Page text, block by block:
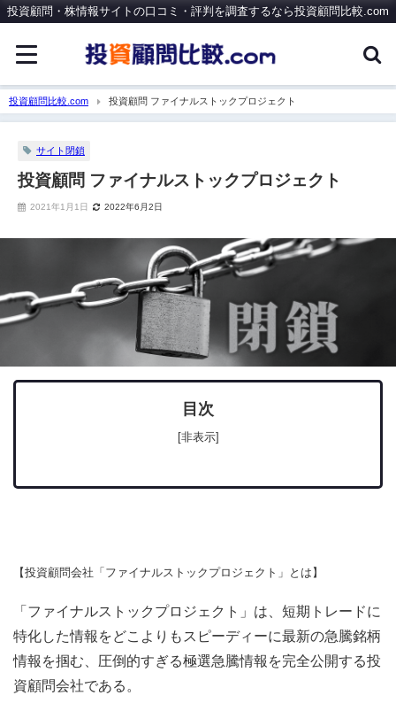
投資顧問・株情報サイトの口コミ・評判を調査するなら投資顧問比較.com
投資顧問比較.com 投資顧問 ファイナルストックプロジェクト
サイト閉鎖
投資顧問 ファイナルストックプロジェクト
2021年1月1日 2022年6月2日
目次
[非表示]
【投資顧問会社「ファイナルストックプロジェクト」とは】
「ファイナルストックプロジェクト」は、短期トレードに
特化した情報をどこよりもスピーディーに最新の急騰銘柄
情報を掴む、圧倒的すぎる極選急騰情報を完全公開する投
資顧問会社である。